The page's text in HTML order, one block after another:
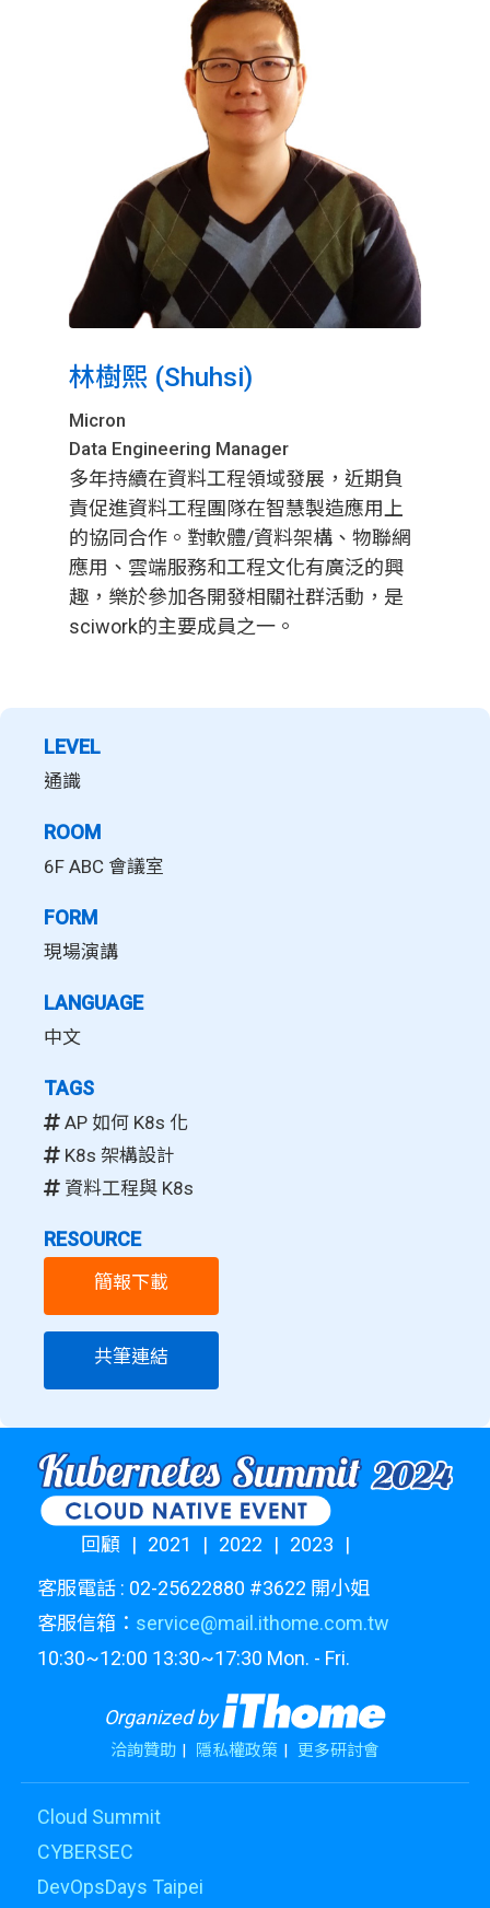
林樹熙 (Shuhsi)
Micron
Data Engineering Manager
多年持續在資料工程領域發展，近期負
責促進資料工程團隊在智慧製造應用上
的協同合作。對軟體/資料架構、物聯網
應用、雲端服務和工程文化有廣泛的興
趣，樂於參加各開發相關社群活動，是
sciwork的主要成員之一。
LEVEL
通識
ROOM
6F ABC 會議室
FORM
現場演講
LANGUAGE
中文
TAGS
AP 如何 K8s 化
K8s 架構設計
資料工程與 K8s
RESOURCE
簡報下載
共筆連結
回顧 2021 2022
2023
客服電話 : 02-25622880 #3622 開小姐
客服信箱： service@mail.ithome.com.tw
10:30~12:00 13:30~17:30 Mon. - Fri.
Organized by
洽詢贊助 隱私權政策 更多研討會
Cloud Summit
CYBERSEC
DevOpsDays Taipei